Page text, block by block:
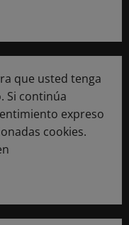
que usted tenga
Si continúa
expreso
cookies.